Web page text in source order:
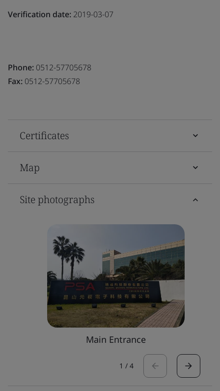
Verification date: 2019-03-07
Phone: 0512-57705678
Fax: 0512-57705678
Certificates
Map
Site photographs
Main Entrance
1 / 4